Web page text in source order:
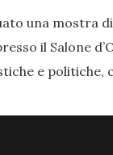
una mostra
il Salone
e politiche,